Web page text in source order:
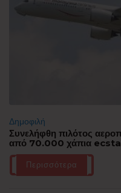
Δημοφιλή
Συνελήφθη πιλότος
από 70.000 χάπια
Περισσότερα